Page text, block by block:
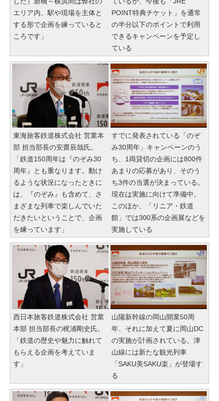
エリア内。駅や現場を主体と
する形で企画を練っていると
ころです」
POINT特典チケット」を通常
の半分以下のポイントで利用
できるキャンペーンを予定し
ている
東海旅客鉄道株式会社 営業本
部 担当部長の安齋辰哉氏。
「鉄道150周年は『のぞみ30
周年』とも重なります。動け
るような状況になったときに
は、『のぞみ』も含めて、さ
まざまな列車で楽しんでいた
だきたいということで、企画
を練っています」
すでに発表されている「のぞ
み30周年」キャンペーンのう
ち、1両貸切の企画には800件
あまりの応募があり、そのう
ち3件の当選が決まっている。
現在は実施に向けて準備中。
このほか、「リニア・鉄道
館」では300系の企画展などを
実施している
西日本旅客鉄道株式会社 営業
本部 担当部長の梶浦剛史氏。
「鉄道の歴史や魅力に触れて
もらえる企画を考えていま
す」
山陽新幹線の岡山開業50周
年、それに加えて夏に岡山DC
の実施が計画されている。津
山線には新たな観光列車
「SAKU美SAKU楽」が登場す
る